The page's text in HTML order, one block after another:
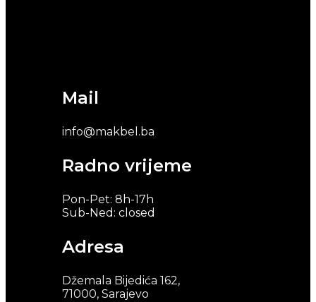
Mail
info@makbel.ba
Radno vrijeme
Pon-Pet: 8h-17h
Sub-Ned: closed
Adresa
Džemala Bijedića 162,
71000, Sarajevo